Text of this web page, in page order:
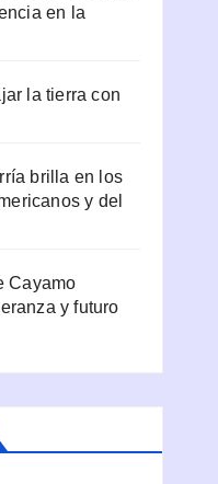
en la
la tierra con
brilla en los
y del
Cayamo
y futuro